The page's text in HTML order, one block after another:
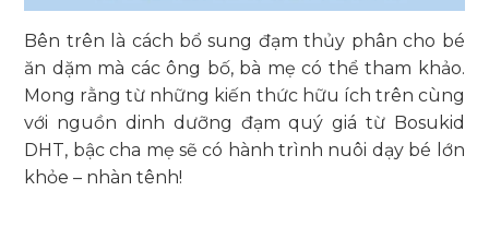
Bên trên là cách bổ sung đạm thủy phân cho bé
ăn dặm mà các ông bố, bà mẹ có thể tham khảo.
Mong rằng từ những kiến thức hữu ích trên cùng
với nguồn dinh dưỡng đạm quý giá từ Bosukid
DHT, bậc cha mẹ sẽ có hành trình nuôi dạy bé lớn
khỏe – nhàn tênh!